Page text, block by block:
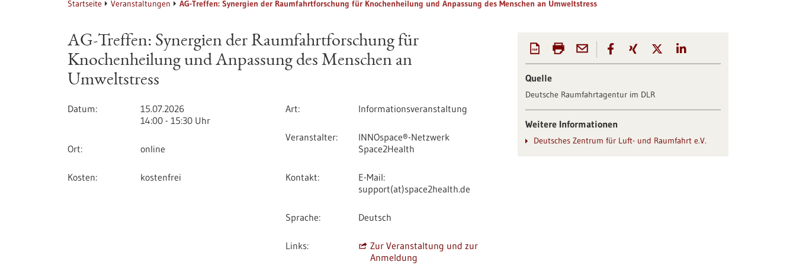
Startseite Veranstaltungen AG-Treffen: Synergien der Raumfahrtforschung für Knochenheilung und Anpassung des Menschen an Umweltstress
AG-Treffen: Synergien der Raumfahrtforschung für
Knochenheilung und Anpassung des Menschen an
Umweltstress
Datum
15.07.2026
14:00 - 15:30 Uhr
Ort online
Kosten kostenfrei
Art Informationsveranstaltung
Veranstalter
INNOspace®-Netzwerk
Space2Health
Kontakt
E-Mail:
support(at)space2health.de
Sprache Deutsch
Links
Zur Veranstaltung und zur
Anmeldung
Quelle
Deutsche Raumfahrtagentur im DLR
Weitere Informationen
Deutsches Zentrum für Luft- und Raumfahrt e.V.